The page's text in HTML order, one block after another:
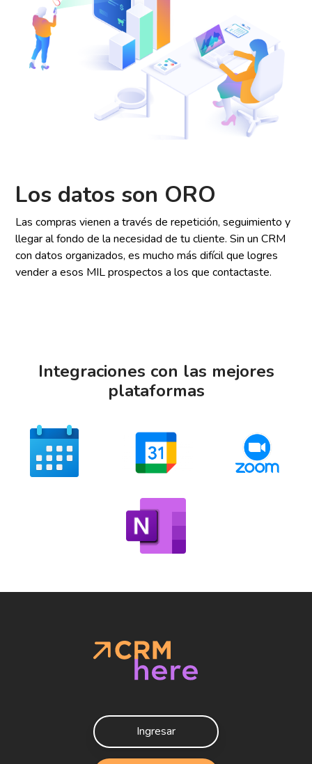
Los datos son ORO
Las compras vienen a través de repetición, seguimiento y
llegar al fondo de la necesidad de tu cliente. Sin un CRM
con datos organizados, es mucho más difícil que logres
vender a esos MIL prospectos a los que contactaste.
Integraciones con las mejores
plataformas
Ingresar